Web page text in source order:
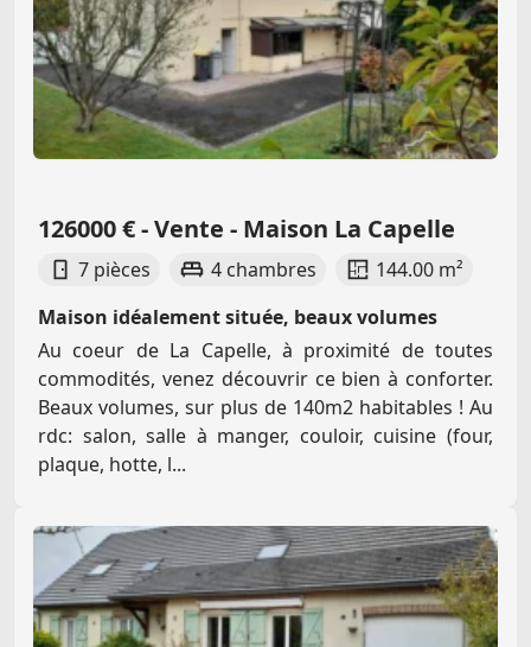
126000 € - Vente - Maison La Capelle
7 pièces 4 chambres
144.00 m²
Maison idéalement située, beaux volumes
Au coeur de La Capelle, à proximité de toutes
commodités, venez découvrir ce bien à conforter.
Beaux volumes, sur plus de 140m2 habitables ! Au
rdc: salon, salle à manger, couloir, cuisine (four,
plaque, hotte, l...